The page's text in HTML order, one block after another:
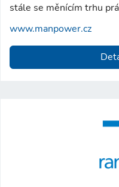
stále se měnícím trhu
www.manpower.cz